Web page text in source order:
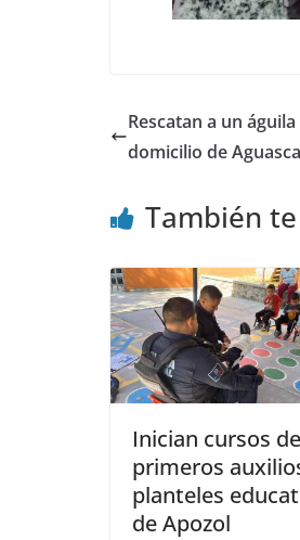
Rescatan a un
domicilio de
También
Inician cursos de
primeros
planteles
de Apozol